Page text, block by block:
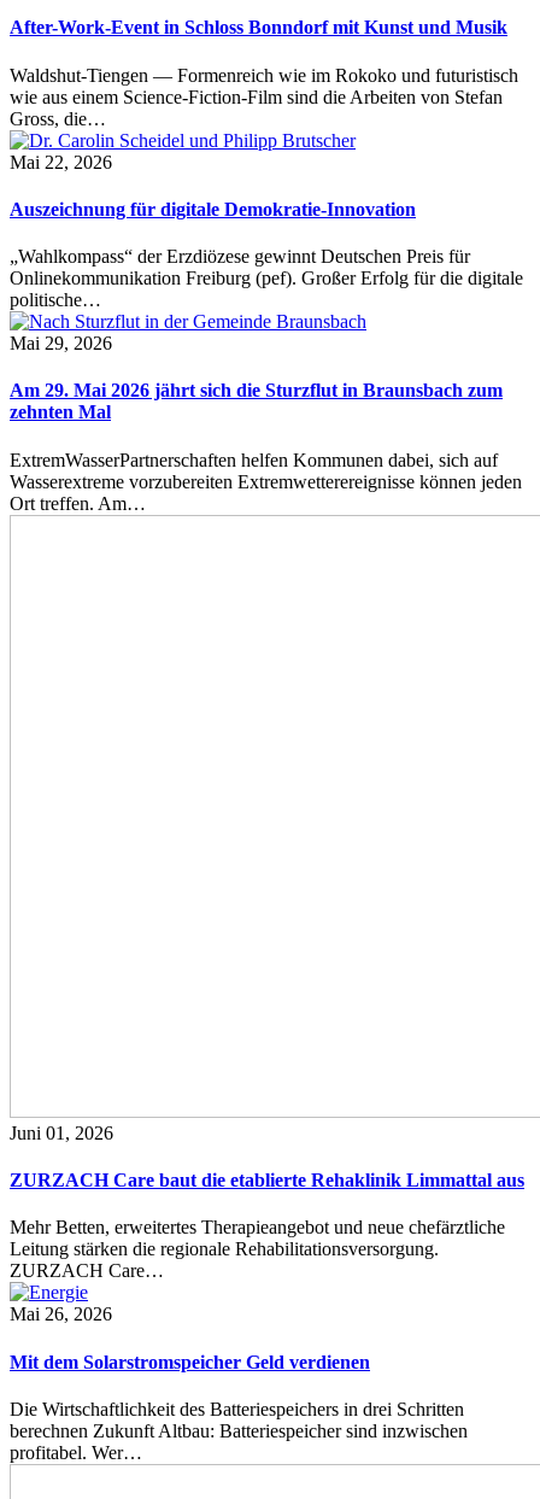
After-Work-Event in Schloss Bonndorf mit Kunst und Musik
Waldshut-Tiengen — Formenreich wie im Rokoko und futuristisch
wie aus einem Science-Fiction-Film sind die Arbeiten von Stefan
Gross, die…
Mai 22, 2026
Auszeichnung für digitale Demokratie-Innovation
„Wahlkompass“ der Erzdiözese gewinnt Deutschen Preis für
Onlinekommunikation Freiburg (pef). Großer Erfolg für die digitale
politische…
Mai 29, 2026
Am 29. Mai 2026 jährt sich die Sturzflut in Braunsbach zum
zehnten Mal
ExtremWasserPartnerschaften helfen Kommunen dabei, sich auf
Wasserextreme vorzubereiten Extremwetterereignisse können jeden
Ort treffen. Am…
Juni 01, 2026
ZURZACH Care baut die etablierte Rehaklinik Limmattal aus
Mehr Betten, erweitertes Therapieangebot und neue chefärztliche
Leitung stärken die regionale Rehabilitationsversorgung.
ZURZACH Care…
Mai 26, 2026
Mit dem Solarstromspeicher Geld verdienen
Die Wirtschaftlichkeit des Batteriespeichers in drei Schritten
berechnen Zukunft Altbau: Batteriespeicher sind inzwischen
profitabel. Wer…